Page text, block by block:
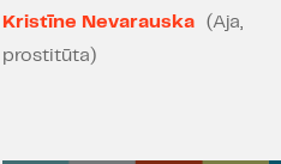
Kristīne Nevarauska
(Aja,
prostitūta)